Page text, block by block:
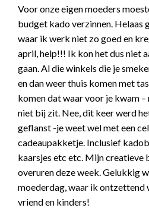
Voor onze eigen moeders
budget kado verzinnen. Helaas
waar ik werk niet zo goed en
april, help!!! Ik kon het dus niet
gaan. Al die winkels die je
en dan weer thuis komen met
komen dat waar voor je kwam
niet bij zit. Nee, dit keer werd
geflanst -je weet wel met een
cadeaupakketje. Inclusief
kaarsjes etc etc. Mijn creatieve
overuren deze week. Gelukkig
moederdag, waar ik ontzettend
vriend en kinders!